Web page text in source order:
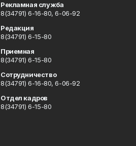
Рекламная служба
8(34791) 6-16-80, 6-06-92
Редакция
8(34791) 6-15-80
Приемная
8(34791) 6-15-80
Сотрудничество
8(34791) 6-16-80, 6-06-92
Отдел кадров
8(34791) 6-15-80